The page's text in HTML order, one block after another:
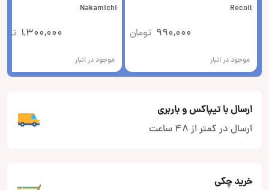
Recoil
990,000 تومان
موجود در انبار
Nakamichi
1,300,000
موجود در انبار
ارسال با تیپاکس و باربری
ارسال در کمتر از 48 ساعت
خرید چکی